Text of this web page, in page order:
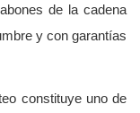
de la cadena
y con garantías
constituye uno de